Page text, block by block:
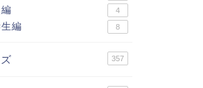
4
編 8
357